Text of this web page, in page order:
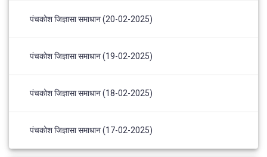
पंचकोश जिज्ञासा समाधान (20-02-2025)
पंचकोश जिज्ञासा समाधान (19-02-2025)
पंचकोश जिज्ञासा समाधान (18-02-2025)
पंचकोश जिज्ञासा समाधान (17-02-2025)